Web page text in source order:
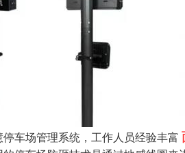
车场管理系统，工作人员经验丰富